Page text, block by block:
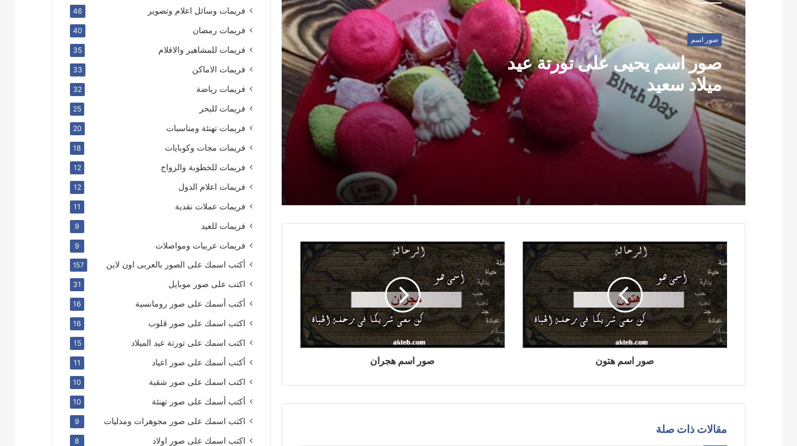
صور اسم
صور اسم يحيى على تورتة عيد
ميلاد سعيد
صور اسم يحيى على تورتة عيد ميلاد سعيد
صور اسم يحيى على القمر
صور اسم يحيى صور لاسم يحيى صور
رومانسية
صور اسم هتون صور اسم هجران
مقالات ذات صلة
فريمات وسائل اعلام وتصوير 46
فريمات رمضان 40
فريمات للمشاهير والافلام 35
فريمات الاماكن 33
فريمات رياضة 32
فريمات للبحر 25
فريمات تهنئة ومناسبات 20
فريمات مجات وكوبايات 18
فريمات للخطوبة والزواج 12
فريمات اعلام الدول 12
فريمات عملات نقدية 11
فريمات للعيد 9
فريمات عربيات ومواصلات 9
أكتب اسمك على الصور بالعربى اون لاين 157
اكتب على صور موبايل 31
أكتب أسمك على صور رومانسية 16
اكتب اسمك على صور قلوب 16
اكتب اسمك على تورتة عيد الميلاد 15
أكتب أسمك على صور اعياد 11
اكتب اسمك على صور شقية 10
أكتب أسمك على صور تهنئة 10
اكتب اسمك على صور مجوهرات ومدليات 9
اكتب اسمك على صور اولاد 8